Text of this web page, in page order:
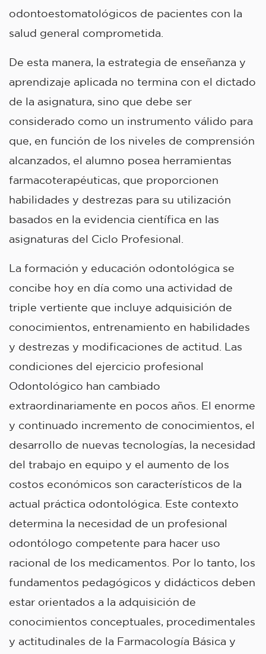
odontoestomatológicos de pacientes con la
salud general comprometida.
De esta manera, la estrategia de enseñanza y
aprendizaje aplicada no termina con el dictado
de la asignatura, sino que debe ser
considerado como un instrumento válido para
que, en función de los niveles de comprensión
alcanzados, el alumno posea herramientas
farmacoterapéuticas, que proporcionen
habilidades y destrezas para su utilización
basados en la evidencia científica en las
asignaturas del Ciclo Profesional.
La formación y educación odontológica se
concibe hoy en día como una actividad de
triple vertiente que incluye adquisición de
conocimientos, entrenamiento en habilidades
y destrezas y modificaciones de actitud. Las
condiciones del ejercicio profesional
Odontológico han cambiado
extraordinariamente en pocos años. El enorme
y continuado incremento de conocimientos, el
desarrollo de nuevas tecnologías, la necesidad
del trabajo en equipo y el aumento de los
costos económicos son característicos de la
actual práctica odontológica. Este contexto
determina la necesidad de un profesional
odontólogo competente para hacer uso
racional de los medicamentos. Por lo tanto, los
fundamentos pedagógicos y didácticos deben
estar orientados a la adquisición de
conocimientos conceptuales, procedimentales
y actitudinales de la Farmacología Básica y